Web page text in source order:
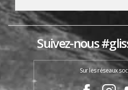
Suivez-nous
Sur les réseaux